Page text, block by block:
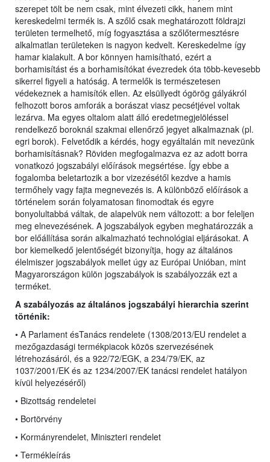
szerepet tölt be nem csak, mint élvezeti cikk, hanem mint
kereskedelmi termék is. A szőlő csak meghatározott földrajzi
területen termelhető, míg fogyasztása a szőlőtermesztésre
alkalmatlan területeken is nagyon kedvelt. Kereskedelme így
hamar kialakult. A bor könnyen hamisítható, ezért a
borhamisítást és a borhamisítókat évezredek óta több-kevesebb
sikerrel figyeli a hatóság. A termelők is természetesen
védekeznek a hamisítók ellen. Az elsüllyedt ógörög gályákról
felhozott boros amforák a borászat viasz pecsétjével voltak
lezárva. Ma egyes oltalom alatt álló eredetmegjelöléssel
rendelkező boroknál szakmai ellenőrző jegyet alkalmaznak (pl.
egri borok). Felvetődik a kérdés, hogy egyáltalán mit nevezünk
borhamisításnak? Röviden megfogalmazva ez az adott borra
vonatkozó jogszabályi előírások megsértése. Így ebbe a
fogalomba beletartozik a bor vizezésétől kezdve a hamis
termőhely vagy fajta megnevezés is. A különböző előírások a
történelem során folyamatosan finomodtak és egyre
bonyolultabbá váltak, de alapelvük nem változott: a bor feleljen
meg elnevezésének. A jogszabályok egyben meghatározzák a
bor előállítása során alkalmazható technológiai eljárásokat. A
bor kiemelkedő jelentőségét bizonyítja, hogy az általános
élelmiszer jogszabályok mellet úgy az Európai Unióban, mint
Magyarországon külön jogszabályok is szabályozzák ezt a
terméket.
A szabályozás az általános jogszabályi hierarchia szerint
történik:
• A Parlament ésTanács rendelete (1308/2013/EU rendelet a
mezőgazdasági termékpiacok közös szervezésének
létrehozásáról, és a 922/72/EGK, a 234/79/EK, az
1037/2001/EK és az 1234/2007/EK tanácsi rendelet hatályon
kívül helyezéséről)
• Bizottság rendeletei
• Bortörvény
• Kormányrendelet, Miniszteri rendelet
• Termékleírás